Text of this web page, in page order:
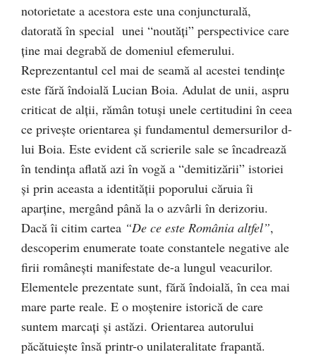
notorietate a acestora este una conjuncturală,
datorată în special unei “noutăţi” perspectivice care
ţine mai degrabă de domeniul efemerului.
Reprezentantul cel mai de seamă al acestei tendinţe
este fără îndoială Lucian Boia. Adulat de unii, aspru
criticat de alţii, rămân totuşi unele certitudini în ceea
ce priveşte orientarea şi fundamentul demersurilor d-
lui Boia. Este evident că scrierile sale se încadrează
în tendinţa aflată azi în vogă a “demitizării” istoriei
şi prin aceasta a identităţii poporului căruia îi
aparţine, mergând până la o azvârli în derizoriu.
Dacă îi citim cartea “De ce este România altfel”,
descoperim enumerate toate constantele negative ale
firii româneşti manifestate de-a lungul veacurilor.
Elementele prezentate sunt, fără îndoială, în cea mai
mare parte reale. E o moştenire istorică de care
suntem marcaţi şi astăzi. Orientarea autorului
păcătuieşte însă printr-o unilateralitate frapantă.